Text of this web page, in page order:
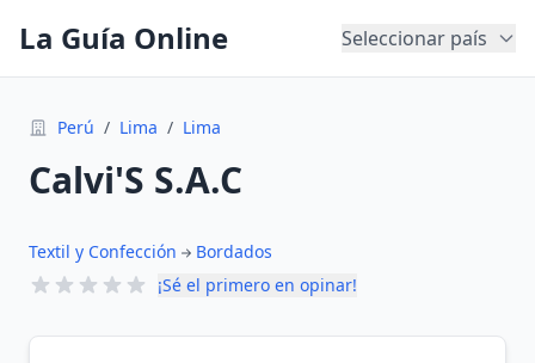
La Guía Online Seleccionar país
Perú / Lima / Lima
Calvi'S S.A.C
Textil y Confección
Bordados
¡Sé el primero en opinar!